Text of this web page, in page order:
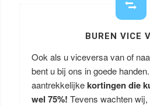
BUREN VICE
Ook als u viceversa van of
bent u bij ons in goede
aantrekkelijkekortingen die
wel 75%! Tevens wachten